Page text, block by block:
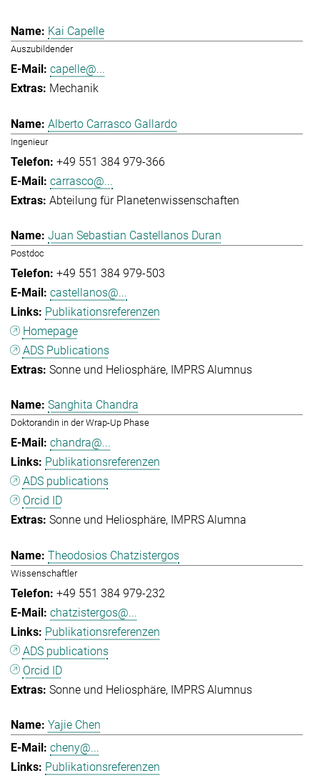
Kai Capelle
Auszubildender
capelle@...
Mechanik
Alberto Carrasco Gallardo
Ingenieur
+49 551 384 979-366
carrasco@...
Abteilung für Planetenwissenschaften
Juan Sebastian Castellanos Duran
Postdoc
+49 551 384 979-503
castellanos@...
Publikationsreferenzen
Homepage
ADS Publications
Sonne und Heliosphäre IMPRS Alumnus
Sanghita Chandra
Doktorandin in der Wrap-Up Phase
chandra@...
Publikationsreferenzen
ADS publications
Orcid ID
Sonne und Heliosphäre
IMPRS Alumna
Theodosios Chatzistergos
Wissenschaftler
+49 551 384 979-232
chatzistergos@...
Publikationsreferenzen
ADS publications
Orcid ID
Sonne und Heliosphäre IMPRS Alumnus
Yajie Chen
cheny@...
Publikationsreferenzen